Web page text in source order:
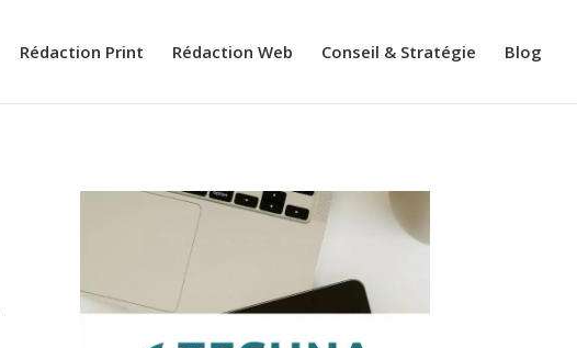
Rédaction Print Rédaction Web Conseil & Stratégie Blog